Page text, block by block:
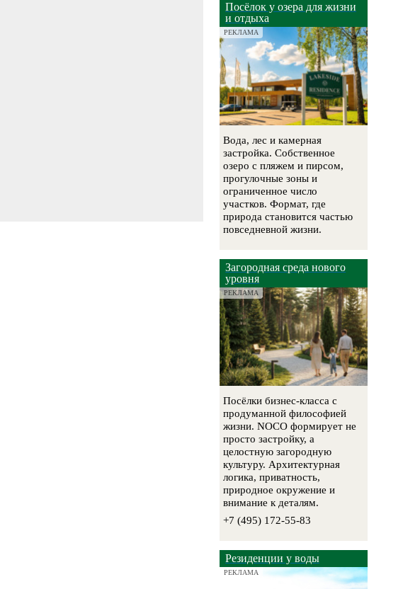
Посёлок у озера для жизни
и отдыха
РЕКЛАМА
Вода, лес и камерная
застройка. Собственное
озеро с пляжем и пирсом,
прогулочные зоны и
ограниченное число
участков. Формат, где
природа становится частью
повседневной жизни.
Загородная среда нового
уровня
РЕКЛАМА
Посёлки бизнес-класса с
продуманной философией
жизни. NOCO формирует не
просто застройку, а
целостную загородную
культуру. Архитектурная
логика, приватность,
природное окружение и
внимание к деталям.
+7 (495) 172-55-83
Резиденции у воды
РЕКЛАМА